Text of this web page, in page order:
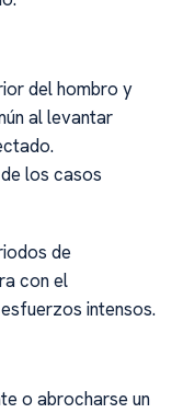
del hombro y
al levantar
los casos
de
con el
intensos.
o abrocharse un